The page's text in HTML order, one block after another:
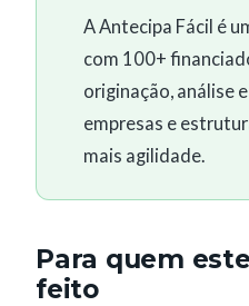
A Antecipa Fácil é
com 100+
originação, análise
empresas e
mais agilidade.
Para quem
feito